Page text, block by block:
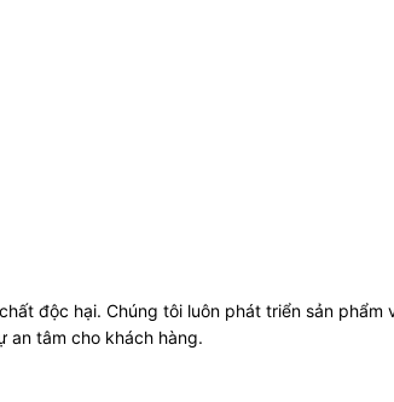
độc hại. Chúng tôi luôn phát triển sản phẩm
an tâm cho khách hàng.